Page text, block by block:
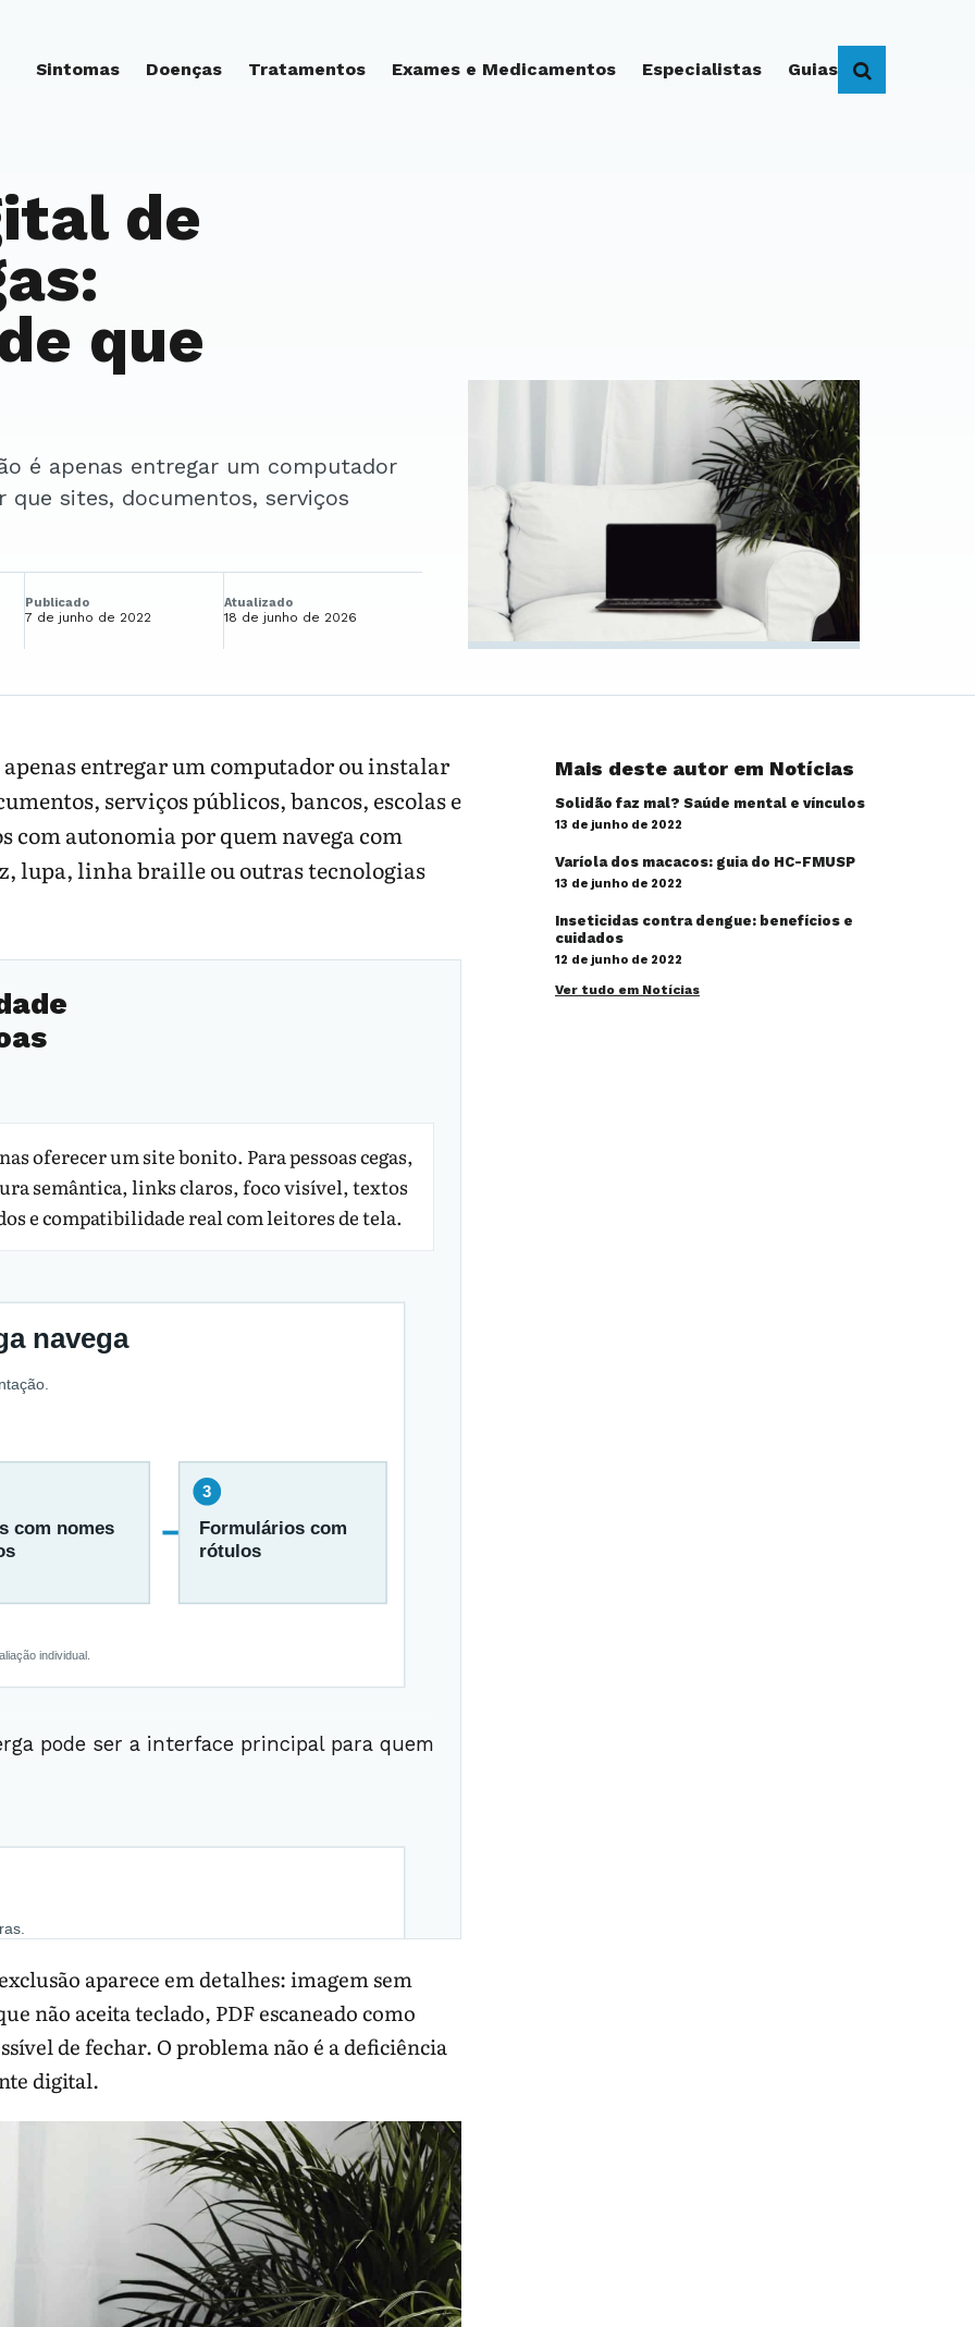
Sintomas Doenças Tratamentos Exames e Medicamentos Especialistas Guias BUSCAR
de
que
sites, documentos, serviços
Publicado
7 de junho de 2022
Atualizado
18 de junho de 2026
apenas entregar um computador ou instalar
serviços públicos, bancos, escolas e
com autonomia por quem navega com
lupa, linha braille ou outras tecnologias
oferecer um site bonito. Para pessoas cegas,
semântica, links claros, foco visível, textos
e compatibilidade real com leitores de tela.
pode ser a interface principal para quem
tarefa, não só em checklist automático.
aparece em detalhes: imagem sem
não aceita teclado, PDF escaneado como
de fechar. O problema não é a deficiência
digital.
Mais deste autor em Notícias
Solidão faz mal? Saúde mental e vínculos
13 de junho de 2022
Varíola dos macacos: guia do HC-FMUSP
13 de junho de 2022
Inseticidas contra dengue: benefícios e
cuidados
12 de junho de 2022
Ver tudo em Notícias